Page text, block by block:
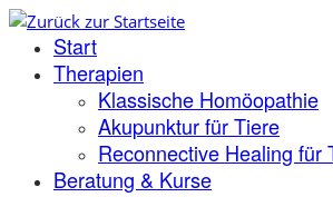
Zum
Inhalt
springen
Start
Therapien
Klassische Homöopathie
Akupunktur für Tiere
Reconnective Healing für
Beratung & Kurse